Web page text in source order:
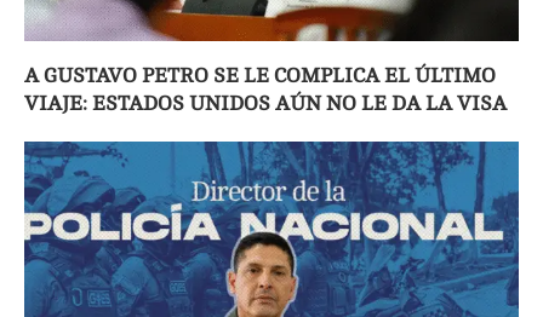
A GUSTAVO PETRO SE LE COMPLICA EL ÚLTIMO
VIAJE: ESTADOS UNIDOS AÚN NO LE DA LA VISA